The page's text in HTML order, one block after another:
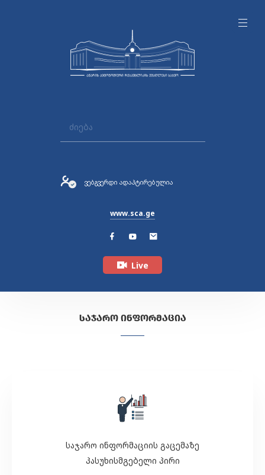
ვებგვერდი ადაპტირებულია
www.sca.ge
Live
ᲡᲐᲯᲐᲠᲝ ᲘᲜᲤᲝᲠᲛᲐᲪᲘᲐ
საჯარო ინფორმაციის გაცემაზე
პასუხისმგებელი პირი